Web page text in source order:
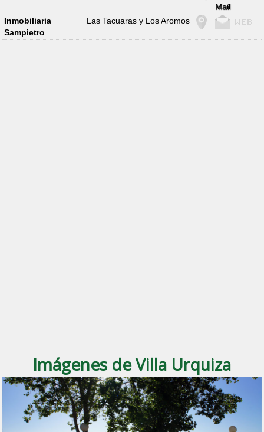
Mail
Inmobiliaria
Sampietro
Las Tacuaras y Los Aromos
Imágenes de Villa Urquiza